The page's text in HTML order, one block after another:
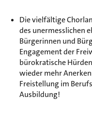
Die vielfältige
des unermesslichen
Bürgerinnen und
Engagement der
bürokratische
wieder mehr
Freistellung im
Ausbildung!